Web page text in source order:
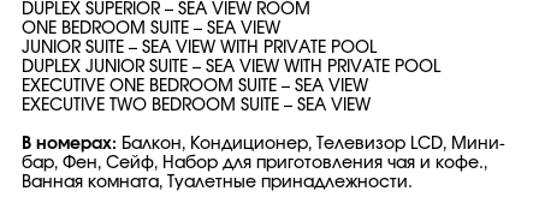
DUPLEX SUPERIOR – SEA VIEW ROOM
ONE BEDROOM SUITE – SEA VIEW
JUNIOR SUITE – SEA VIEW WITH PRIVATE POOL
DUPLEX JUNIOR SUITE – SEA VIEW WITH PRIVATE POOL
EXECUTIVE ONE BEDROOM SUITE – SEA VIEW
EXECUTIVE TWO BEDROOM SUITE – SEA VIEW
В номерах: Балкон, Кондиционер, Телевизор LCD, Мини-
бар, Фен, Сейф, Набор для приготовления чая и кофе.,
Ванная комната, Туалетные принадлежности.